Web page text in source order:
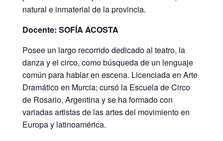
natural e inmaterial de la provincia.
Docente: SOFÍA ACOSTA
Posee un largo recorrido dedicado al teatro, la
danza y el circo, como búsqueda de un lenguaje
común para hablar en escena. Licenciada en Arte
Dramático en Murcia; cursó la Escuela de Circo
de Rosario, Argentina y se ha formado con
variadas artistas de las artes del movimiento en
Europa y latinoamérica.